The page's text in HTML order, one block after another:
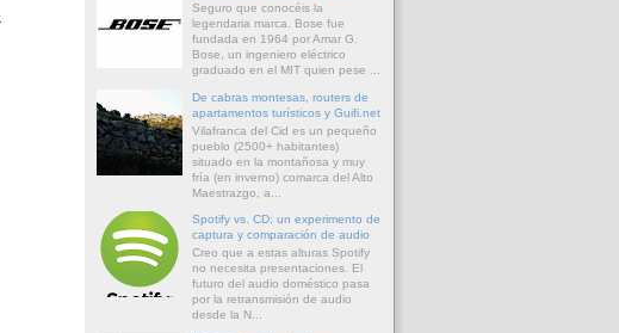
Seguro que conocéis la
legendaria marca. Bose fue
fundada en 1964 por Amar G.
Bose, un ingeniero eléctrico
graduado en el MIT quien pese ...
De cabras montesas, routers de
apartamentos turísticos y Guifi.net
Vilafranca del Cid es un pequeño
pueblo (2500+ habitantes)
situado en la montañosa y muy
fría (en inverno) comarca del Alto
Maestrazgo, a...
Spotify vs. CD: un experimento de
captura y comparación de audio
Creo que a estas alturas Spotify
no necesita presentaciones. El
futuro del audio doméstico pasa
por la retransmisión de audio
desde la N...